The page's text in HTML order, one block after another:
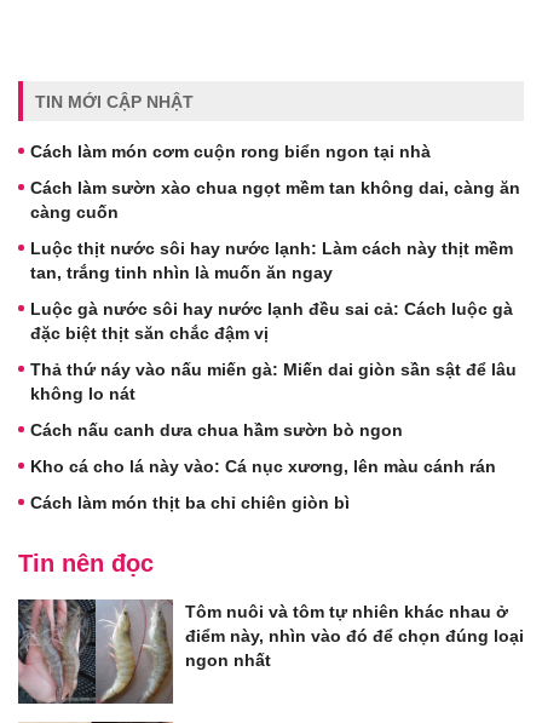
TIN MỚI CẬP NHẬT
Cách làm món cơm cuộn rong biển ngon tại nhà
Cách làm sườn xào chua ngọt mềm tan không dai, càng ăn
càng cuốn
Luộc thịt nước sôi hay nước lạnh: Làm cách này thịt mềm
tan, trắng tinh nhìn là muốn ăn ngay
Luộc gà nước sôi hay nước lạnh đều sai cả: Cách luộc gà
đặc biệt thịt săn chắc đậm vị
Thả thứ náy vào nấu miến gà: Miến dai giòn sần sật để lâu
không lo nát
Cách nấu canh dưa chua hầm sườn bò ngon
Kho cá cho lá này vào: Cá nục xương, lên màu cánh rán
Cách làm món thịt ba chỉ chiên giòn bì
Tin nên đọc
Tôm nuôi và tôm tự nhiên khác nhau ở
điểm này, nhìn vào đó để chọn đúng loại
ngon nhất